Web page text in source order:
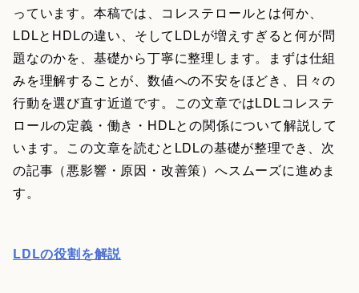
っています。本稿では、コレステロールとは何か、
LDLとHDLの違い、そしてLDLが増えすぎると何が問
題なのかを、基礎から丁寧に整理します。まずは仕組
みを理解することが、数値への不安をほどき、日々の
行動を選び直す近道です。この文章ではLDLコレステ
ロールの定義・働き・HDLとの関係について解説して
います。この文章を読むとLDLの基礎が整理でき、次
の記事（悪影響・原因・改善策）へスムーズに進めま
す。
LDLの役割を解説